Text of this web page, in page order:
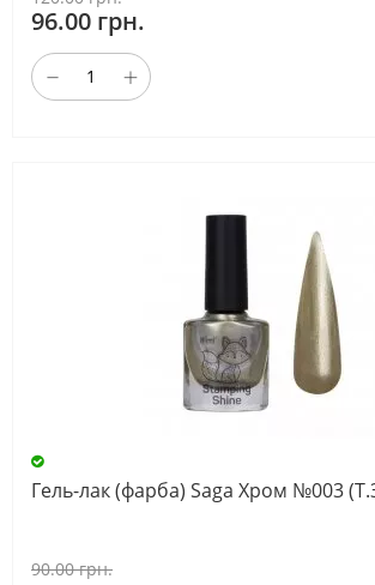
96.00 грн.
Гель-лак (фарба) Saga Хром №003
90.00 грн.